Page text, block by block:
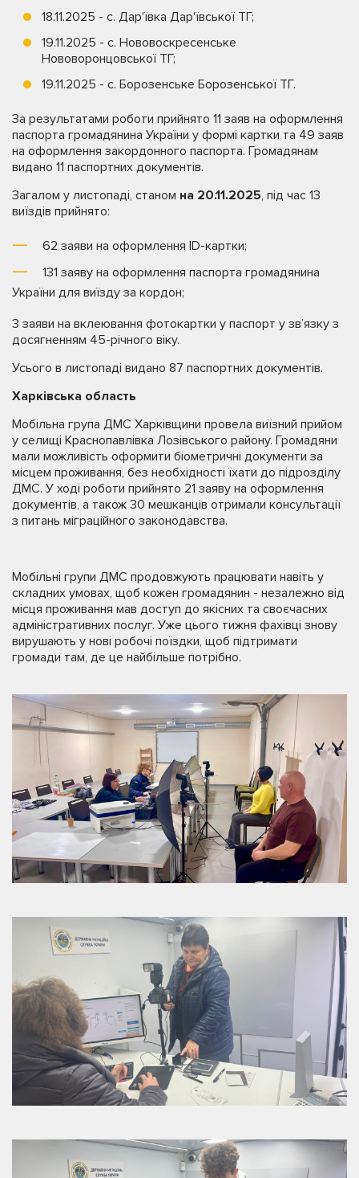
18.11.2025 - с. Дар'ївка Дар'ївської ТГ;
19.11.2025 - с. Нововоскресенське
Нововоронцовської ТГ;
19.11.2025 - с. Борозенське Борозенської ТГ.
За результатами роботи прийнято 11 заяв на оформлення
паспорта громадянина України у формі картки та 49 заяв
на оформлення закордонного паспорта. Громадянам
видано 11 паспортних документів.
Загалом у листопаді, станом на 20.11.2025, під час 13
виїздів прийнято:
62 заяви на оформлення ID-картки;
131 заяву на оформлення паспорта громадянина
України для виїзду за кордон;
3 заяви на вклеювання фотокартки у паспорт у зв’язку з
досягненням 45-річного віку.
Усього в листопаді видано 87 паспортних документів.
Харківська область
Мобільна група ДМС Харківщини провела виїзний прийом
у селищі Краснопавлівка Лозівського району. Громадяни
мали можливість оформити біометричні документи за
місцем проживання, без необхідності їхати до підрозділу
ДМС. У ході роботи прийнято 21 заяву на оформлення
документів, а також 30 мешканців отримали консультації
з питань міграційного законодавства.
Мобільні групи ДМС продовжують працювати навіть у
складних умовах, щоб кожен громадянин - незалежно від
місця проживання мав доступ до якісних та своєчасних
адміністративних послуг. Уже цього тижня фахівці знову
вирушають у нові робочі поїздки, щоб підтримати
громади там, де це найбільше потрібно.